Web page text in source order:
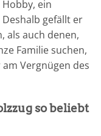
ein
gefällt er
als auch denen,
Familie suchen,
Vergnügen des
so beliebt